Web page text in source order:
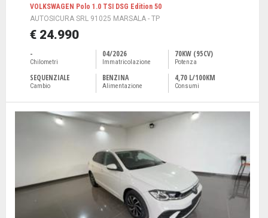
VOLKSWAGEN Polo 1.0 TSI DSG Edition 50
AUTOSICURA SRL 91025 MARSALA - TP
€ 24.990
-
Chilometri
04/2026
Immatricolazione
70KW (95CV)
Potenza
SEQUENZIALE
Cambio
BENZINA
Alimentazione
4,70 L/100KM
Consumi